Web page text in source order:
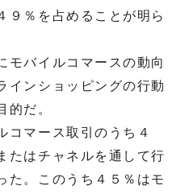
９％を占めることが明ら
バイルコマースの動向
インショッピングの行動
的だ。
マース取引のうち４
たはチャネルを通して行
た。このうち４５％はモ